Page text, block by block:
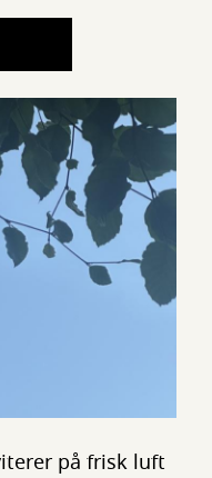
på frisk luft